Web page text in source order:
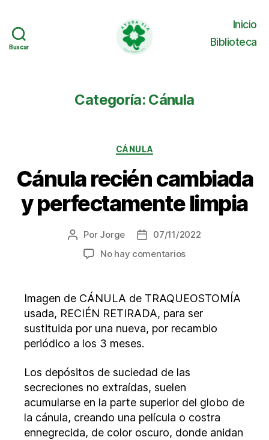
Buscar
Inicio
Biblioteca
Buscar
Categoría: Cánula
Categorías
CÁNULA
Cánula recién cambiada
y perfectamente limpia
Autor
Por Jorge
Fecha07/11/2022
No hay comentariosen
cambiada
y
perfectamente
limpia
Imagen de CÁNULA de TRAQUEOSTOMÍA
usada, RECIÉN RETIRADA, para ser
sustituida por una nueva, por recambio
periódico a los 3 meses.
Los depósitos de suciedad de las
secreciones no extraídas, suelen
acumularse en la parte superior del globo de
la cánula, creando una película o costra
ennegrecida, de color oscuro, donde anidan